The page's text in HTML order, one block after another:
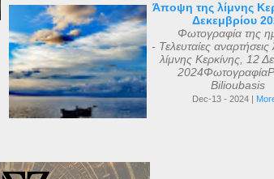
Άποψη της λίμνης
Δεκεμβρίου
Φωτογραφία της
- Τελευταίες
λίμνης Κερκίνης, 12
Bilioubasis
Dec-13 - 2024 |